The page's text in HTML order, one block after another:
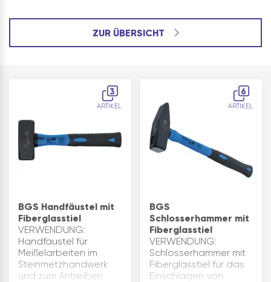
ZUR ÜBERSICHT
3
ARTIKEL
BGS Handfäustel mit
Fiberglasstiel
VERWENDUNG:
Handfäustel für
Meißelarbeiten im
Steinmetzhandwerk
und zum Antreiben
6
ARTIKEL
BGS
Schlosserhammer mit
Fiberglasstiel
VERWENDUNG:
Schlosserhammer mit
Fiberglasstiel für das
Einschlagen von